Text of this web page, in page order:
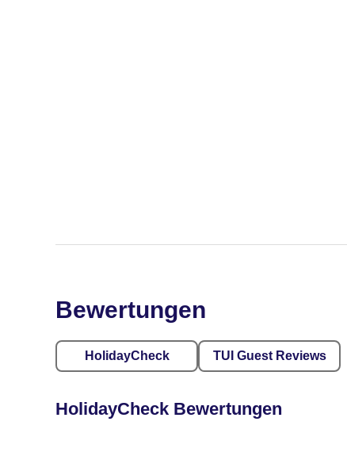
Bewertungen
HolidayCheck TUI Guest Reviews
HolidayCheck Bewertungen